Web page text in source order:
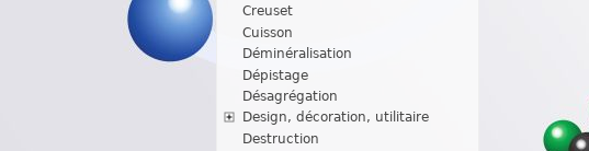
Creuset
Cuisson
Déminéralisation
Dépistage
Désagrégation
Design, décoration, utilitaire
Destruction